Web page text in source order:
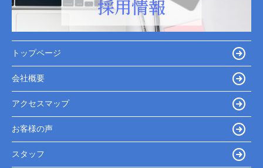
トップページ
会社概要
アクセスマップ
お客様の声
スタッフ